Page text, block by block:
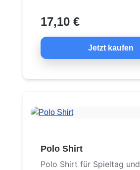
17,10 €
Jetzt kaufen
Polo Shirt
Polo Shirt für Spieltag und